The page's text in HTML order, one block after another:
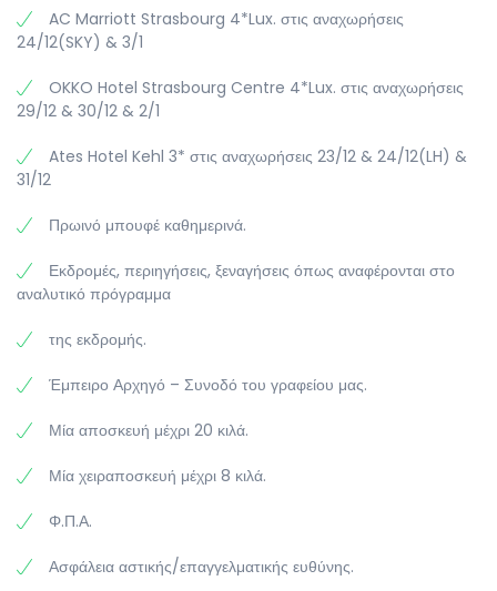
AC Marriott Strasbourg 4*Lux. στις αναχωρήσεις
24/12(SKY) & 3/1
OKKO Hotel Strasbourg Centre 4*Lux. στις αναχωρήσεις
29/12 & 30/12 & 2/1
Ates Hotel Kehl 3* στις αναχωρήσεις 23/12 & 24/12(LH) &
31/12
Πρωινό μπουφέ καθημερινά.
Εκδρομές, περιηγήσεις, ξεναγήσεις όπως αναφέρονται στο
αναλυτικό πρόγραμμα
της εκδρομής.
Έμπειρο Αρχηγό – Συνοδό του γραφείου μας.
Μία αποσκευή μέχρι 20 κιλά.
Μία χειραποσκευή μέχρι 8 κιλά.
Φ.Π.Α.
Ασφάλεια αστικής/επαγγελματικής ευθύνης.